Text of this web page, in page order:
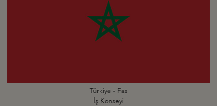
Türkiye - Fas
İş Konseyi